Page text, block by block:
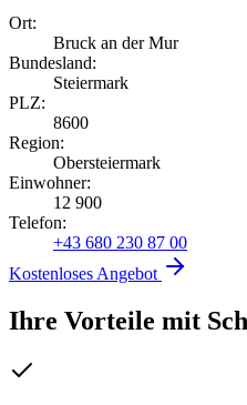
Ort:
Bruck an der Mur
Bundesland:
Steiermark
PLZ:
8600
Region:
Obersteiermark
Einwohner:
12 900
Telefon:
+43 680 230 87 00
Kostenloses Angebot
Ihre Vorteile mit